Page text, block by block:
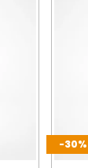
-30%